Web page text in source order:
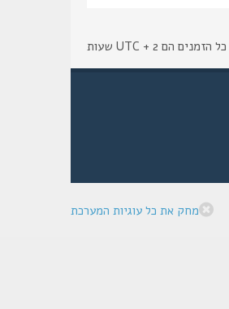
כל הזמנים הם UTC + 2 שעות
מחק את כל עוגיות המערכת